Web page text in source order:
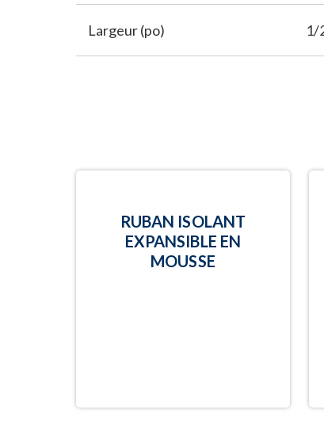
Largeur (po) 1/
RUBAN ISOLANT
EXPANSIBLE EN
MOUSSE